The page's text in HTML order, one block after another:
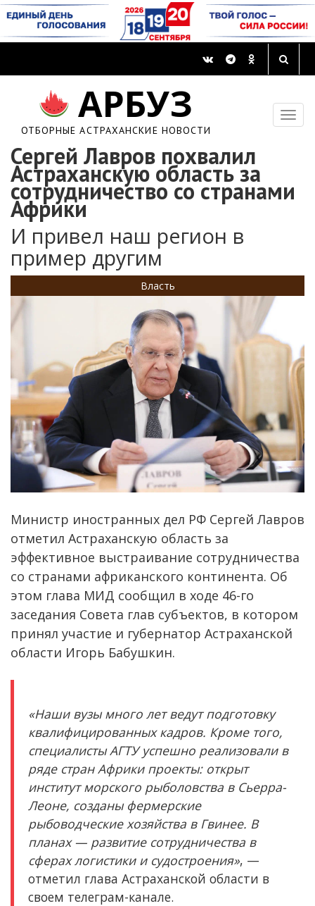
АРБУЗ
ОТБОРНЫЕ АСТРАХАНСКИЕ НОВОСТИ
Сергей Лавров похвалил
Астраханскую область за
сотрудничество со странами
Африки
И привел наш регион в
пример другим
Власть
Министр иностранных дел РФ Сергей Лавров
отметил Астраханскую область за
эффективное выстраивание сотрудничества
со странами африканского континента. Об
этом глава МИД сообщил в ходе 46-го
заседания Совета глав субъектов, в котором
принял участие и губернатор Астраханской
области Игорь Бабушкин.
«Наши вузы много лет ведут подготовку
квалифицированных кадров. Кроме того,
специалисты АГТУ успешно реализовали в
ряде стран Африки проекты: открыт
институт морского рыболовства в Сьерра-
Леоне, созданы фермерские
рыбоводческие хозяйства в Гвинее. В
планах — развитие сотрудничества в
сферах логистики и судостроения», —
отметил глава Астраханской области в
своем телеграм-канале.